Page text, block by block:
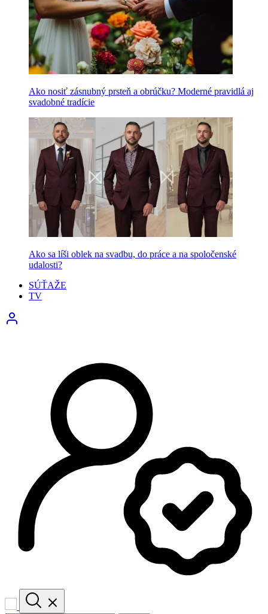
Ako nosiť zásnubný prsteň a obrúčku? Moderné pravidlá aj
svadobné tradície
Ako sa líši oblek na svadbu, do práce a na spoločenské
udalosti?
SÚŤAŽE
TV